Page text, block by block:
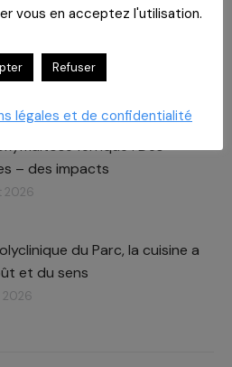
vous approche !
ferrique : Des
– des impacts​
2026
du Parc, la cuisine a
et du sens
2026
vous en acceptez l'utilisation.
Refuser
légales et de confidentialité